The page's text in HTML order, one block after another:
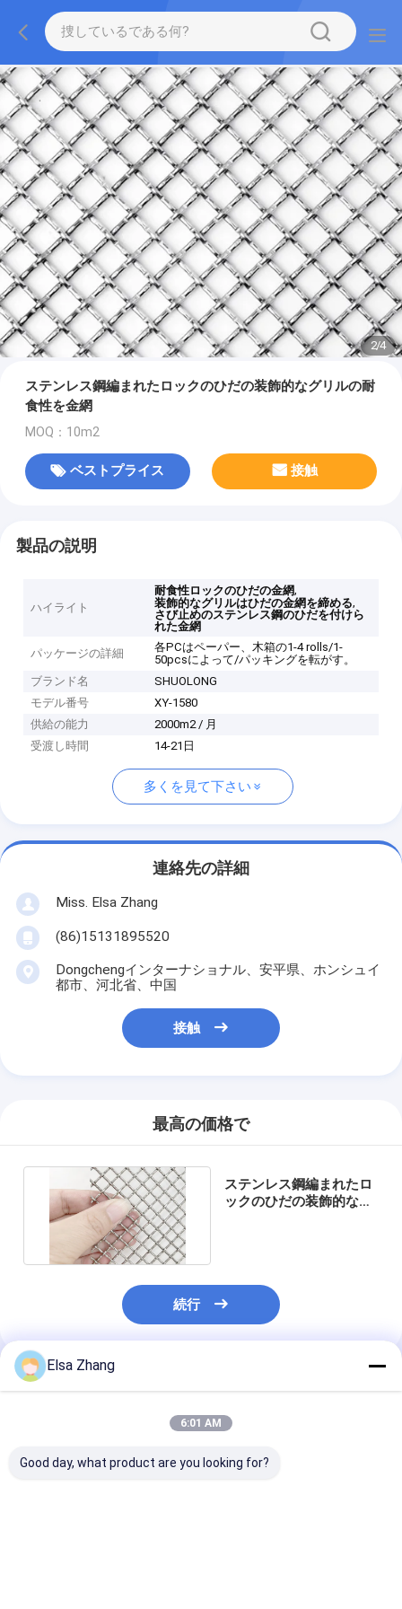
2/4
ステンレス鋼編まれたロックのひだの装飾的なグリルの耐
食性を金網
MOQ：10m2
ベストプライス 接触
製品の説明
ハイライト
耐食性ロックのひだの金網,
装飾的なグリルはひだの金網を締める,
さび止めのステンレス鋼のひだを付けら
れた金網
パッケージの詳細
各PCはペーパー、木箱の1-4 rolls/1-
50pcsによって/パッキングを転がす。
ブランド名
SHUOLONG
モデル番号
XY-1580
供給の能力
2000m2 / 月
受渡し時間
14-21日
多くを見て下さい
連絡先の詳細
Miss. Elsa Zhang
(86)15131895520
Dongchengインターナショナル、安平県、ホンシュイ
都市、河北省、中国
接触
最高の価格で
ステンレス鋼編まれたロ
ックのひだの装飾的なグ
続行
推薦されたプロダクト
Elsa Zhang
6:01 AM
Good day, what product are you looking for?